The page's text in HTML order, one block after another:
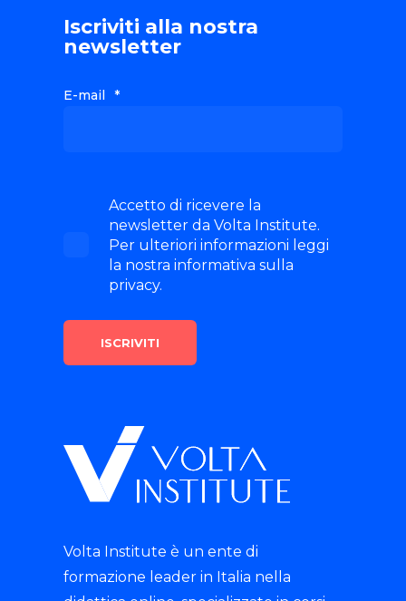
Iscriviti alla nostra
newsletter
E-mail *
Accetto di ricevere la
newsletter da Volta Institute.
Per ulteriori informazioni leggi
la nostra informativa sulla
privacy.
Volta Institute è un ente di
formazione leader in Italia nella